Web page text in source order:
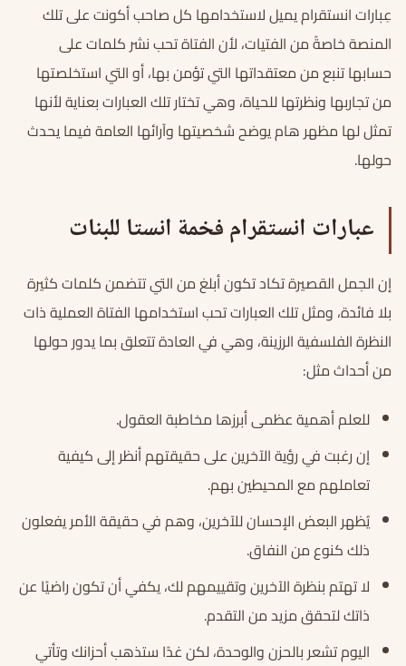
عِبارات انستقرام يميل لاستخدامها كل صاحب أكونت على تلك
المنصة خاصةً من الفتيات، لأن الفتاة تحب نشر كلمات على
حسابها تنبع من معتقداتها التي تؤمن بها، أو التي استخلصتها
من تجاربها ونظرتها للحياة، وهي تختار تلك العبارات بعناية لأنها
تمثل لها مظهر هام يوضح شخصيتها وآرائها العامة فيما يحدث
حولها.
عبارات انستقرام فخمة انستا للبنات
إن الجمل القصيرة تكاد تكون أبلغ من التي تتضمن كلمات كثيرة
بلا فائدة، ومثل تلك العبارات تحب استخدامها الفتاة العملية ذات
النظرة الفلسفية الرزينة، وهي في العادة تتعلق بما يدور حولها
من أحداث مثل:
للعلم أهمية عظمى أبرزها مخاطبة العقول.
إن رغبت في رؤية الآخرين على حقيقتهم أنظر إلى كيفية
تعاملهم مع المحيطين بهم.
يُظهر البعض الإحسان للآخرين، وهم في حقيقة الأمر يفعلون
ذلك كنوع من النفاق.
لا تهتم بنظرة الآخرين وتقييمهم لك، يكفي أن تكون راضيًا عن
ذاتك لتحقق مزيد من التقدم.
اليوم تشعر بالحزن والوحدة، لكن غدًا ستذهب أحزانك وتأتي